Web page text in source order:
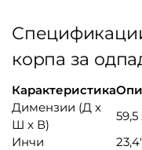
корпа за
Карактеристика
Димензии (Д x
Ш x В)
Инчи